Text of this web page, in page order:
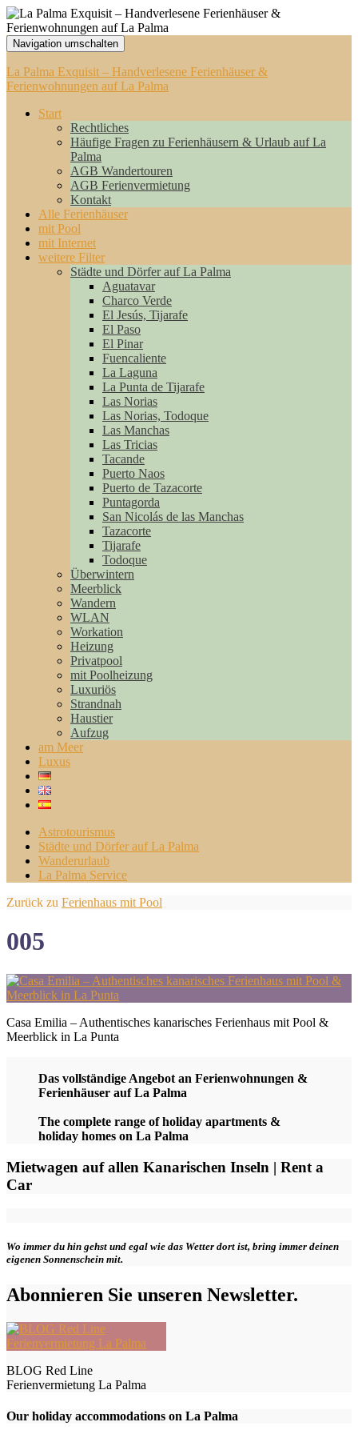
Navigation umschalten
La Palma Exquisit – Handverlesene Ferienhäuser &
Ferienwohnungen auf La Palma
Start
Rechtliches
Häufige Fragen zu Ferienhäusern & Urlaub auf La
Palma
AGB Wandertouren
AGB Ferienvermietung
Kontakt
Alle Ferienhäuser
mit Pool
mit Internet
weitere Filter
Städte und Dörfer auf La Palma
Aguatavar
Charco Verde
El Jesús, Tijarafe
El Paso
El Pinar
Fuencaliente
La Laguna
La Punta de Tijarafe
Las Norias
Las Norias, Todoque
Las Manchas
Las Tricias
Tacande
Puerto Naos
Puerto de Tazacorte
Puntagorda
San Nicolás de las Manchas
Tazacorte
Tijarafe
Todoque
Überwintern
Meerblick
Wandern
WLAN
Workation
Heizung
Privatpool
mit Poolheizung
Luxuriös
Strandnah
Haustier
Aufzug
am Meer
Luxus
Astrotourismus
Städte und Dörfer auf La Palma
Wanderurlaub
La Palma Service
Zurück zu Ferienhaus mit Pool
005
Casa Emilia – Authentisches kanarisches Ferienhaus mit Pool &
Meerblick in La Punta
Das vollständige Angebot an Ferienwohnungen &
Ferienhäuser auf La Palma
The complete range of holiday apartments &
holiday homes on La Palma
Mietwagen auf allen Kanarischen Inseln | Rent a
Car
Wo immer du hin gehst und egal wie das Wetter dort ist, bring immer deinen
eigenen Sonnenschein mit.
Abonnieren Sie unseren Newsletter.
BLOG Red Line
Ferienvermietung La Palma
Our holiday accommodations on La Palma